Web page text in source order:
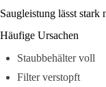
Saugleistung lässt stark
Häufige Ursachen
Staubbehälter voll
Filter verstopft